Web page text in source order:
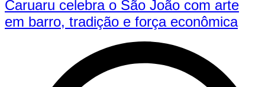
Caruaru celebra o São João com arte
em barro, tradição e força econômica